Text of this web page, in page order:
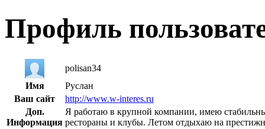
Профиль
polisan34
Имя
Руслан
Ваш сайт
http://www.w-interes.ru
Доп.
Информация
Я работаю в крупной компании, имею
рестораны и клубы. Летом отдыхаю на